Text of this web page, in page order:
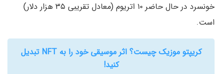
خونسرد در حال حاضر ۱۰ اتریوم (معادل تقریبی ۳۵ هزار دلار)
است.
کریپتو موزیک چیست؟ اثر موسیقی خود را به NFT تبدیل
کنید!